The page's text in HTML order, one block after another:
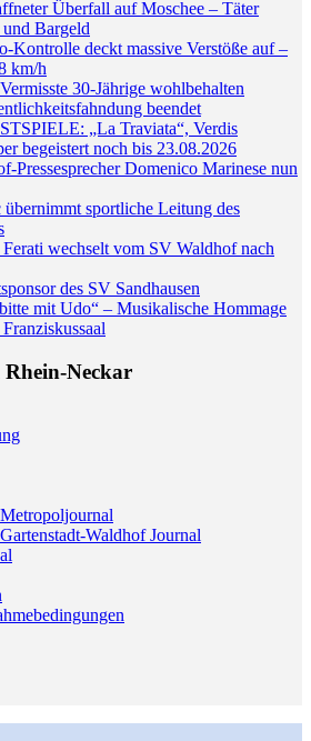
Überfall auf Moschee – Täter
Bargeld
Kontrolle deckt massive Verstöße auf –
km/h
30-Jährige wohlbehalten
beendet
„La Traviata“, Verdis
begeistert noch bis 23.08.2026
Pressesprecher Domenico Marinese nun
sportliche Leitung des
wechselt vom SV Waldhof nach
des SV Sandhausen
mit Udo“ – Musikalische Hommage
Neckar
Waldhof Journal